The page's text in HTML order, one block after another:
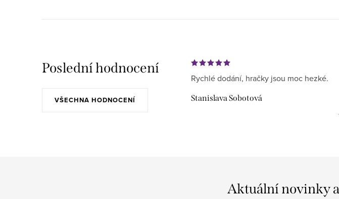
p
i
Poslední hodnocení
VŠECHNA HODNOCENÍ
Rychlé dodání, hračky jsou moc hezké.
Stanislava Sobotová
Aktuální novinky